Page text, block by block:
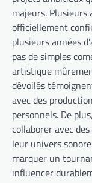
majeurs.
officiellement
plusieurs années
pas de simples
artistique
dévoilés
avec des
personnels. De
collaborer avec
leur univers
marquer un
influencer